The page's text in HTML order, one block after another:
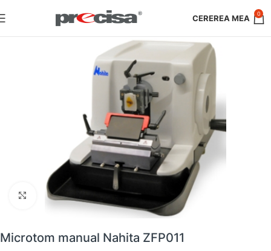
0
Faceți clic pentru a mări
Microtom manual Nahita ZFP011